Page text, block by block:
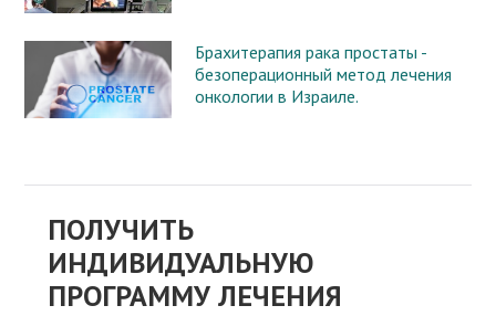
Брахитерапия рака простаты -
безоперационный метод лечения
онкологии в Израиле.
ПОЛУЧИТЬ
ИНДИВИДУАЛЬНУЮ
ПРОГРАММУ ЛЕЧЕНИЯ